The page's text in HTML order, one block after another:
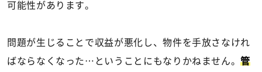
可能性があります。
問題が生じることで収益が悪化し、物件を手放さなけれ
ばならなくなった…ということにもなりかねません。管